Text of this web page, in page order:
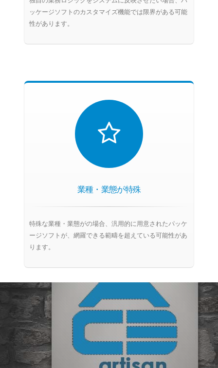
ッケージソフトのカスタマイズ機能では限界がある可能
性があります。
業種・業態が特殊
特殊な業種・業態がの場合、汎用的に用意されたパッケ
ージソフトが、網羅できる範疇を超えている可能性があ
ります。